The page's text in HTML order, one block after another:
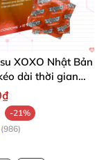
XOXO Nhật Bản
dài thời gian
-21%
(986)